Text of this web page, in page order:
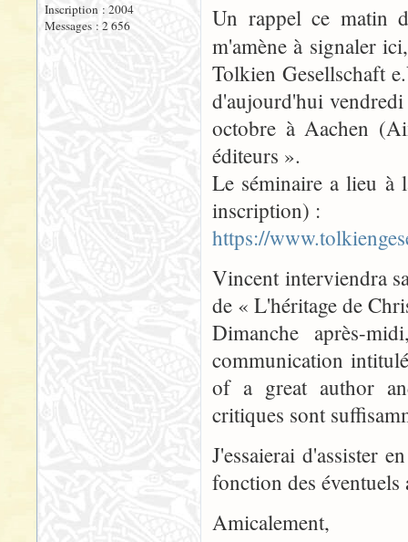
Inscription : 2004
Messages : 2 656
Un rappel ce matin
m'amène à signaler
Tolkien Gesellschaft
d'aujourd'hui
octobre à Aachen
éditeurs ».
Le séminaire a lieu à
inscription) :
https://
Vincent interviendra
de « L'héritage de
Dimanche après-
communication
of a great author
critiques sont
J'essaierai d'assister
fonction des
Amicalement,